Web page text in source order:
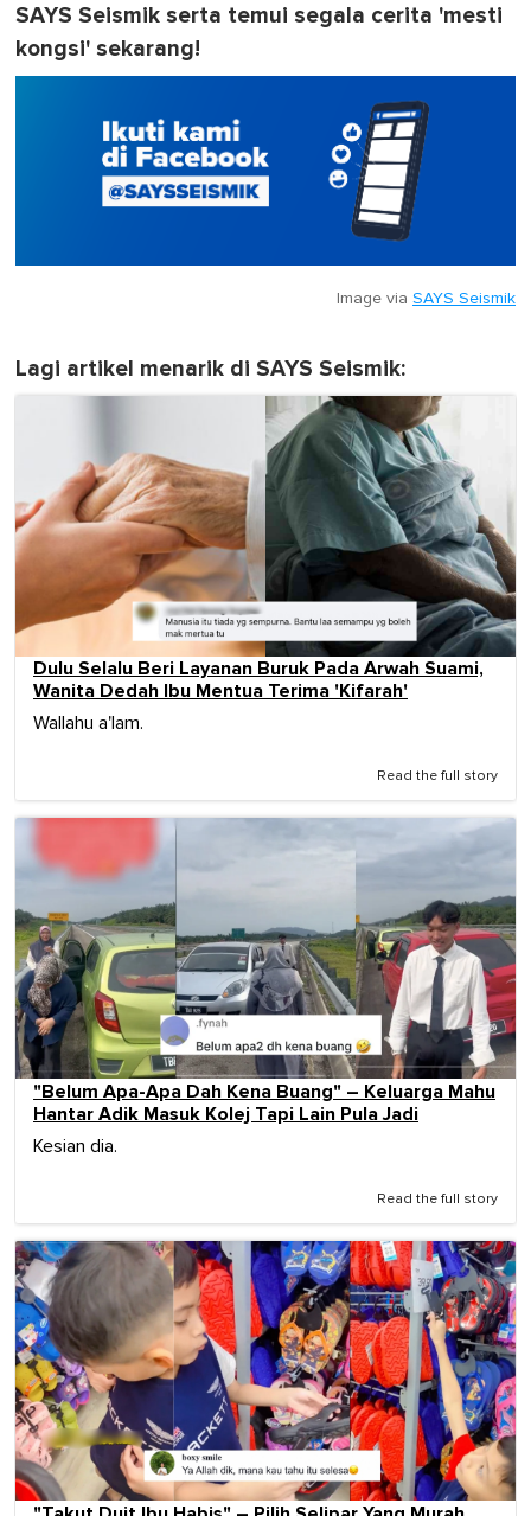
SAYS Seismik serta temui segala cerita 'mesti
kongsi' sekarang!
Image via SAYS Seismik
Lagi artikel menarik di SAYS Seismik:
Dulu Selalu Beri Layanan Buruk Pada Arwah Suami,
Wanita Dedah Ibu Mentua Terima 'Kifarah'
Wallahu a'lam.
Read the full story
"Belum Apa-Apa Dah Kena Buang" – Keluarga Mahu
Hantar Adik Masuk Kolej Tapi Lain Pula Jadi
Kesian dia.
Read the full story